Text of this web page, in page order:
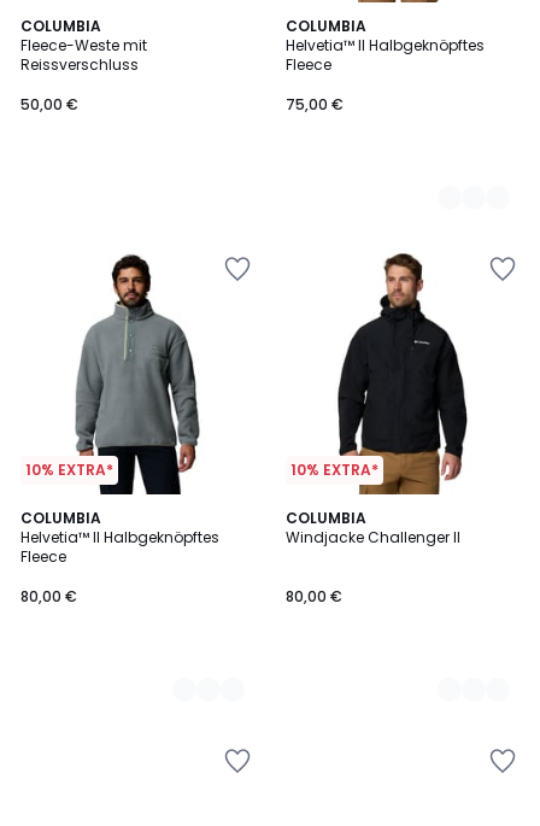
COLUMBIA
Fleece-Weste mit
Reissverschluss
50,00 €
COLUMBIA
Helvetia™ II Halbgeknöpftes
Fleece
75,00 €
3
Farben
10% EXTRA*
COLUMBIA
Helvetia™ II Halbgeknöpftes
Fleece
80,00 €
2
Farben
10% EXTRA*
COLUMBIA
Windjacke Challenger II
80,00 €
2
Farben